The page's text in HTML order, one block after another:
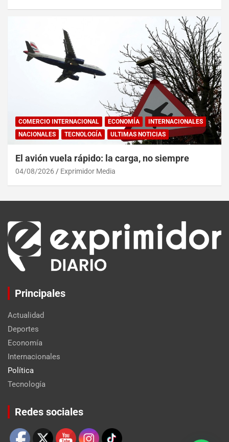
COMERCIO INTERNACIONAL ECONOMÍA
INTERNACIONALES
NACIONALES
TECNOLOGÍA ULTIMAS NOTICIAS
El avión vuela rápido: la carga, no siempre
04/08/2026 Exprimidor Media
Principales
Actualidad
Deportes
Economía
Internacionales
Política
Tecnología
Redes sociales